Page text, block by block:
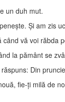
un duh mut.
Şi am zis
vă voi răbda
la pământ se
Din
fie-ţi milă de